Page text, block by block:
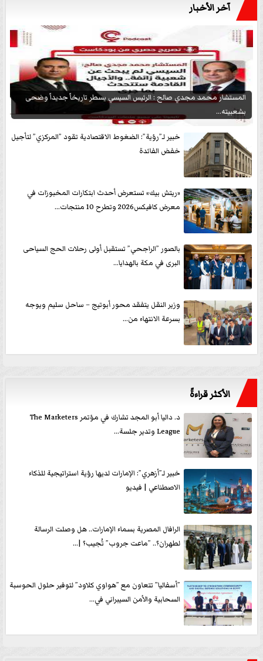
آخر الأخبار
المستشار محمد مجدي صالح : الرئيس السيسي يسطر تاريخاً جديداً وضحى
بشعبيته...
خبير لـ”رؤية”: الضغوط الاقتصادية تقود ”المركزي” لتأجيل
خفض الفائدة
«ريتش بيك» تستعرض أحدث ابتكارات المخبوزات في
معرض كافيكس2026 وتطرح 10 منتجات...
بالصور ”الراجحي” تستقبل أولى رحلات الحج السياحى
البرى في مكة بالهدايا...
وزير النقل يتفقد محور أبوتيج – ساحل سليم ويوجه
بسرعة الانتهاء من...
الأكثر قراءةً
د. داليا أبو المجد تشارك في مؤتمر The Marketers
League وتدير جلسة...
خبير لـ”أزهري”: الإمارات لديها رؤية استراتيجية للذكاء
الاصطناعي | فيديو
الرافال المصرية بسماء الإمارات.. هل وصلت الرسالة
لطهران؟.. ”ماعت جروب” تُجيب؟ |...
”أسفاليا” تتعاون مع ”هواوي كلاود” لتوفير حلول الحوسبة
السحابية والأمن السيبراني في...